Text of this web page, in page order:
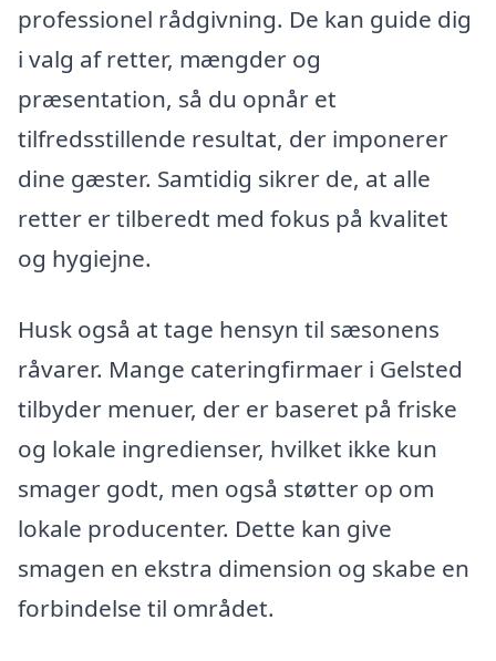
professionel rådgivning. De kan guide dig
i valg af retter, mængder og
præsentation, så du opnår et
tilfredsstillende resultat, der imponerer
dine gæster. Samtidig sikrer de, at alle
retter er tilberedt med fokus på kvalitet
og hygiejne.
Husk også at tage hensyn til sæsonens
råvarer. Mange cateringfirmaer i Gelsted
tilbyder menuer, der er baseret på friske
og lokale ingredienser, hvilket ikke kun
smager godt, men også støtter op om
lokale producenter. Dette kan give
smagen en ekstra dimension og skabe en
forbindelse til området.